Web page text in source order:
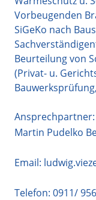
Vorbeugenden
SiGeKo nach
Beurteilung von
(Privat- u.
Ansprechpartner:
Martin Pudelko
Email:
Telefon: 0911/